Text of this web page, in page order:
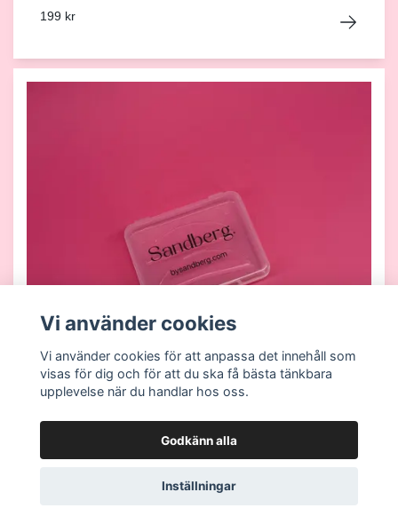
199 kr
Vi använder cookies
Vi använder cookies för att anpassa det innehåll som
visas för dig och för att du ska få bästa tänkbara
upplevelse när du handlar hos oss.
Godkänn alla
Inställningar